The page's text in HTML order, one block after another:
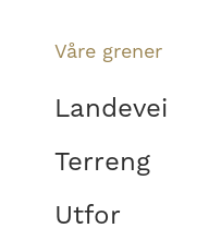
Våre grener
Landevei
Terreng
Utfor